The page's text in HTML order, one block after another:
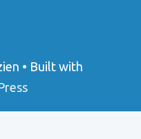
• Built with